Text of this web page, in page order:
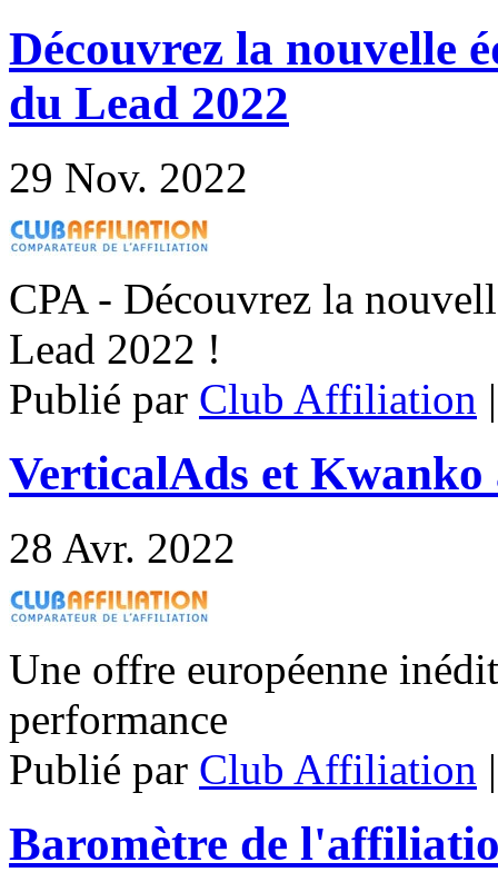
Découvrez la nouvelle
du Lead 2022
29 Nov. 2022
CPA - Découvrez la
Lead 2022 !
Publié par Club Affiliation
VerticalAds et
28 Avr. 2022
Une offre européenne
performance
Publié par Club Affiliation
Baromètre de